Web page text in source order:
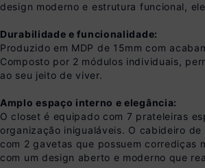
design moderno e estrutura funcional,
Durabilidade e funcionalidade:
Produzido em MDP de 15mm com
Composto por 2 módulos individuais,
ao seu jeito de viver.
Amplo espaço interno e elegância:
O closet é equipado com 7 prateleiras
organização inigualáveis. O cabideiro
com 2 gavetas que possuem corrediças
com um design aberto e moderno que